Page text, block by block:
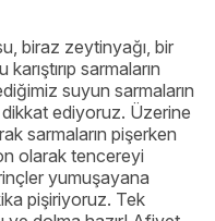
biraz zeytinyağı, bir
sarmaların
suyun sarmaların
ediyoruz. Üzerine
sarmaların pişerken
olarak tencereyi
yumuşayana
pişiriyoruz. Tek